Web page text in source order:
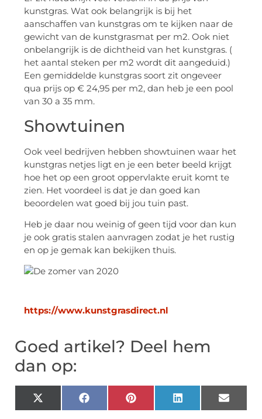
kunstgras. Wat ook belangrijk is bij het
aanschaffen van kunstgras om te kijken naar de
gewicht van de kunstgrasmat per m2. Ook niet
onbelangrijk is de dichtheid van het kunstgras. (
het aantal steken per m2 wordt dit aangeduid.)
Een gemiddelde kunstgras soort zit ongeveer
qua prijs op € 24,95 per m2, dan heb je een pool
van 30 a 35 mm.
Showtuinen
Ook veel bedrijven hebben showtuinen waar het
kunstgras netjes ligt en je een beter beeld krijgt
hoe het op een groot oppervlakte eruit komt te
zien. Het voordeel is dat je dan goed kan
beoordelen wat goed bij jou tuin past.
Heb je daar nou weinig of geen tijd voor dan kun
je ook gratis stalen aanvragen zodat je het rustig
en op je gemak kan bekijken thuis.
https://www.kunstgrasdirect.nl
Goed artikel? Deel hem
dan op:
X
(Twitter)
FacebookPinterestLinkedInEmail